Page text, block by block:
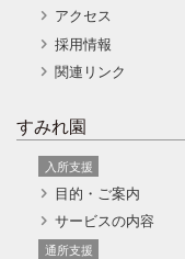
アクセス
採用情報
関連リンク
すみれ園
入所支援
目的・ご案内
サービスの内容
通所支援